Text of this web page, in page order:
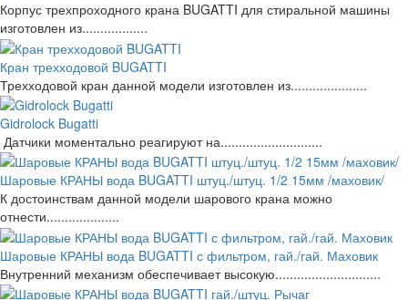
Корпус трехпроходного крана BUGATTI для стиральной машины
изготовлен из..................
Кран трехходовой BUGATTI
Трехходовой кран данной модели изготовлен из.....................
Gidrolock Bugatti
Датчики моментально реагируют на............................
Шаровые КРАНЫ вода BUGATTI штуц./штуц. 1/2 15мм /маховик/
К достоинствам данной модели шарового крана можно
отнести....................
Шаровые КРАНЫ вода BUGATTI с фильтром, гай./гай. Маховик
Внутренний механизм обеспечивает высокую.............................